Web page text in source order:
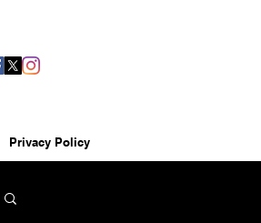
Privacy Policy